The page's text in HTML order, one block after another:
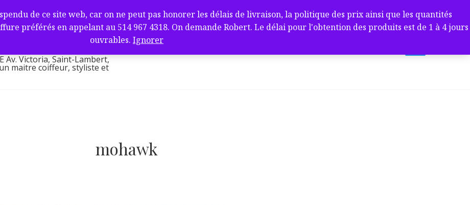
de ce site web, car on ne peut pas honorer les délais de livraison, la politique des prix ainsi que les quantités
préférés en appelant au 514 967 4318. On demande Robert. Le délai pour l'obtention des produits est de 1 à 4 jours
ouvrables. Ignorer
et barbier
QC J4V
Av. Victoria, Saint-Lambert,
maitre coiffeur, styliste et
mohawk